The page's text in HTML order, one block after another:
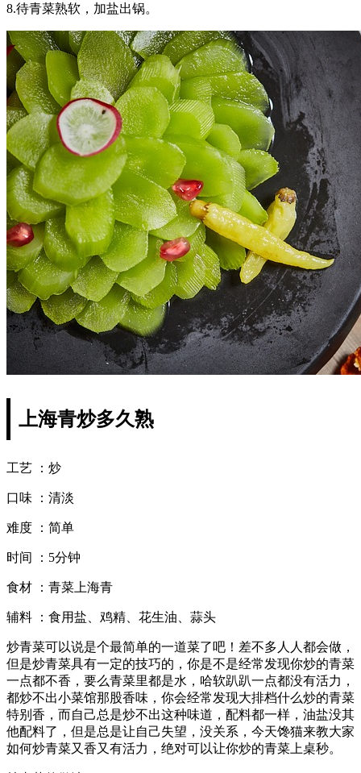
8.待青菜熟软，加盐出锅。
上海青炒多久熟
工艺 ：炒
口味 ：清淡
难度 ：简单
时间 ：5分钟
食材 ：青菜上海青
辅料 ：食用盐、鸡精、花生油、蒜头
炒青菜可以说是个最简单的一道菜了吧！差不多人人都会做，
但是炒青菜具有一定的技巧的，你是不是经常发现你炒的青菜
一点都不香，要么青菜里都是水，哈软趴趴一点都没有活力，
都炒不出小菜馆那股香味，你会经常发现大排档什么炒的青菜
特别香，而自己总是炒不出这种味道，配料都一样，油盐没其
他配料了，但是总是让自己失望，没关系，今天馋猫来教大家
如何炒青菜又香又有活力，绝对可以让你炒的青菜上桌秒。